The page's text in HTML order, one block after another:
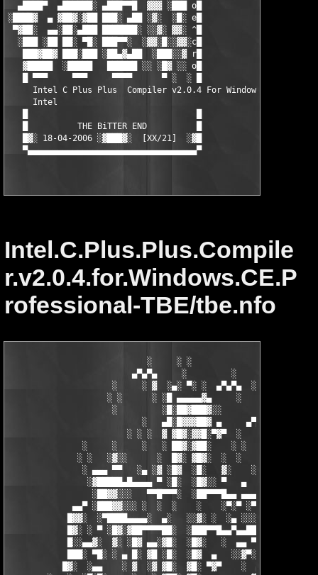
  ▄████▀  ▄██████░ ▄███▀▀█  ▓▓▓ ░███ o█
░████▓  ▄ ▓██▓░▓██ ███░ ▄██ ░▓░  ░█░ e█
▀▓██░  ▄▄░██░▄███ ███████░ ░░▓░ ▓▓░ ^█
  ░███ ░██ ██░ ▀█░ ███▀▀░  ░▓▓░█░░▓▓░c█
   ███▓██▓ ███░███ ░██▄▓▄██  ░███░░▓ r█
   ▓█████  ░█████   ██████ ░░ ░█▓ ░░ o█
   █ ▀▀▀     ▀▀▀     ▀▀▀▀      ▀ ░  ░ █
     Intel C Plus Plus  Compiler v2.0.4 For Windows CE
     Intel
   █          THE BiTTER END          █
   █▓░ 18-04-2006 ░▓███▓░  [XX/21]  ░▓█
Intel.C.Plus.Plus.Compile
r.v2.0.4.for.Windows.CE.P
rofessional-TBE/tbe.nfo
                            ░     ░ ░
                         ▄▀▄▀▄     ░         ░    ░
                     ░     ░ ▓  ░▄░ ▀░ ░  ▄▀▄▀▄  ░ ░
                    ░ ░      ░ ░█ ▄▄▄▄▄▓▄     ░   ░
                     ░         ░█░██▓███▓░░
                           ░   ▄█░█▓▓▓██▓ ▄     ▄▀▄▀▄░
                        ░ ░ ░  ▓ ▓█▓░▓▓█░▀▓▀  ░   ░     ░
               ░     ░     ░   ░ ██▓░▓██░    ░ ░       ░ ░  ░
              ░ ░   ░▓░░      ░  █▓░ ▓█▓░  ░  ░         ░
               ░ ▄▄▄ ▀▀   ░▄ ░▓ ░█▓  ░█░   ▓░    ░░░  ░   ░▄▄
░▓█████▄█▄▄▄▄ ▀ ░█░  ░█▓░░ ▀   ▄     ░▓░  ▀
░██▓▓░░░   ▀▀█▀▀▀░  ░██▀▀▀█▄▄ ▄▄▄ ▀ ▀▀▀▄
▄▄▀ ░███▓▓░░░ ░  ░  ░    ░    ░▀░▀ ░▀▀████▄▓ █▓░
█▓▓░  ░▀████▄▄▄▄░  ▄░   ░░▓░ ░  ░▄ ░░░░▓▓▓██░ █▄
█▓░ ░ ▀ ░█▓░▓██▀▀▀▀██░  ░███▀▀█▄▄▀▄▄██▓▓████░ ▓▓░▄
█░░▄▄▓░  ▓░ ░█▓ ▄▄░▓█░  ░█▓░   ░  ▄▄ ▀▀████▀
███░ ▀█░ ░ ▄ █░ ▓█ ░█░  ░█▓  ▄   ░░▓▀░ ░█▓ ▀  ░▓░
█▓░  ░▄▄    ░ ▓  ░▓ ▓█░  ▓█░ ▀▓▀    ░  ▄ █░ ░░ ▓▓░